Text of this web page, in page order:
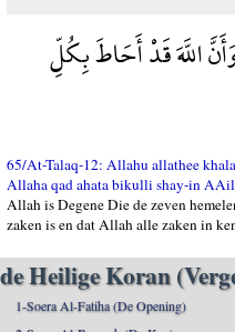
اللَّهَ قَدْ أَحَاطَ بِكُلِّ
65/At-Talaq-12: Allahu allathee
Allaha qad ahata bikulli shay-in
Allah is Degene Die de zeven
zaken is en dat Allah alle zaken in
de Heilige Koran
1-Soera Al-Fatiha (De Opening)